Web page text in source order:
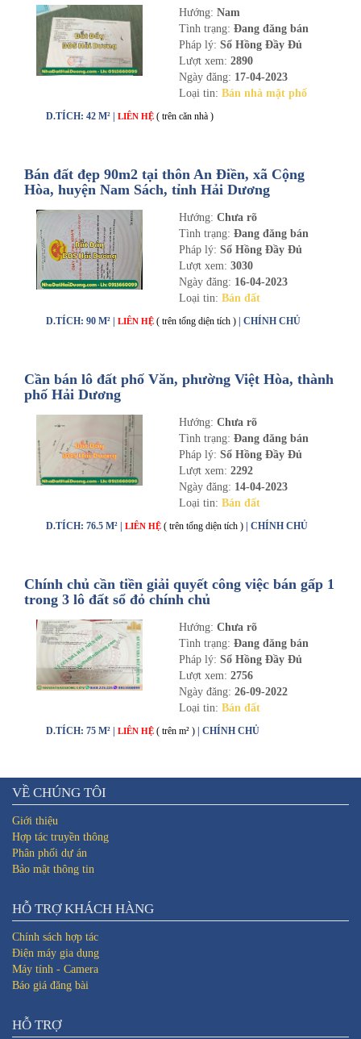
Hướng: Nam
Tình trạng: Đang đăng bán
Pháp lý: Sổ Hồng Đầy Đủ
Lượt xem: 2890
Ngày đăng: 17-04-2023
Loại tin: Bán nhà mặt phố
D.TÍCH: 42 M² | LIÊN HỆ ( trên căn nhà )
Bán đất đẹp 90m2 tại thôn An Điền, xã Cộng
Hòa, huyện Nam Sách, tỉnh Hải Dương
Hướng: Chưa rõ
Tình trạng: Đang đăng bán
Pháp lý: Sổ Hồng Đầy Đủ
Lượt xem: 3030
Ngày đăng: 16-04-2023
Loại tin: Bán đất
D.TÍCH: 90 M² | LIÊN HỆ ( trên tổng diện tích ) | CHÍNH CHỦ
Cần bán lô đất phố Văn, phường Việt Hòa, thành
phố Hải Dương
Hướng: Chưa rõ
Tình trạng: Đang đăng bán
Pháp lý: Sổ Hồng Đầy Đủ
Lượt xem: 2292
Ngày đăng: 14-04-2023
Loại tin: Bán đất
D.TÍCH: 76.5 M² | LIÊN HỆ ( trên tổng diện tích ) | CHÍNH CHỦ
Chính chủ cần tiền giải quyết công việc bán gấp 1
trong 3 lô đất sổ đỏ chính chủ
Hướng: Chưa rõ
Tình trạng: Đang đăng bán
Pháp lý: Sổ Hồng Đầy Đủ
Lượt xem: 2756
Ngày đăng: 26-09-2022
Loại tin: Bán đất
D.TÍCH: 75 M² | LIÊN HỆ ( trên m² ) | CHÍNH CHỦ
VỀ CHÚNG TÔI
Giới thiệu
Hợp tác truyền thông
Phân phối dự án
Bảo mật thông tin
HỖ TRỢ KHÁCH HÀNG
Chính sách hợp tác
Điện máy gia dụng
Máy tính - Camera
Báo giá đăng bài
HỖ TRỢ